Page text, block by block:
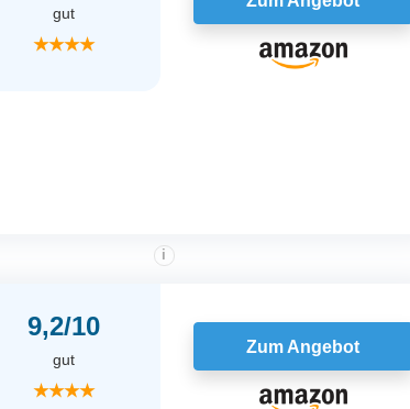
gut
★★★★
9,2/10
i
gut
★★★★
Zum Angebot